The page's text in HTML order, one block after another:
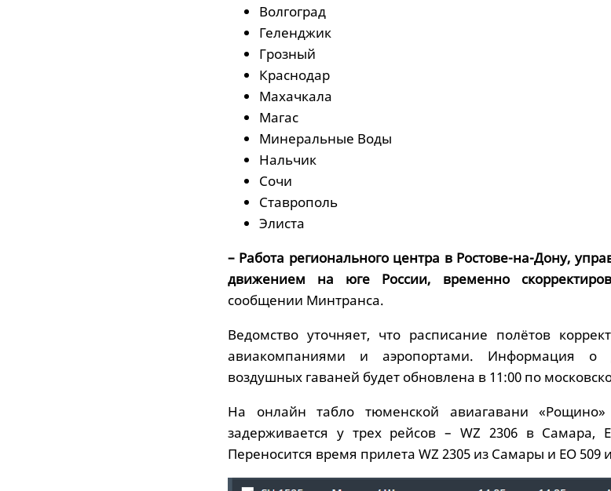
Волгоград
Геленджик
Грозный
Краснодар
Махачкала
Магас
Минеральные Воды
Нальчик
Сочи
Ставрополь
Элиста
– Работа регионального центра в Ростове-на-Дону,
движением на юге России, временно
сообщении Минтранса.
Ведомство уточняет, что расписание полётов
авиакомпаниями и аэропортами. Информация о
воздушных гаваней будет обновлена в 11:00 по
На онлайн табло тюменской авиагавани
задерживается у трех рейсов – WZ 2306 в Самара,
Переносится время прилета WZ 2305 из Самары и EO 509